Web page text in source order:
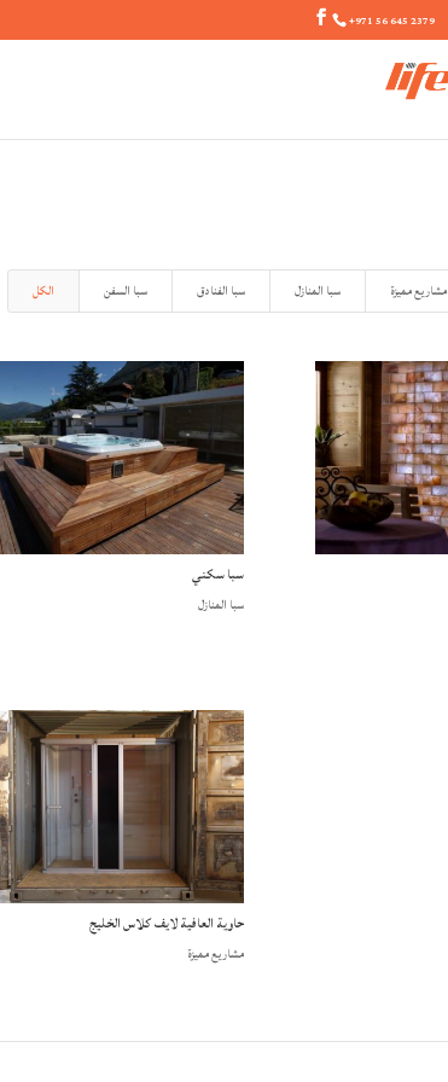
+971 56 645 2379
الكل سبا السفن سبا الفنادق سبا المنازل مشاريع مميزة
سبا سكني
سبا المنازل
حاوية العافية لايف كلاس الخليج
مشاريع مميزة